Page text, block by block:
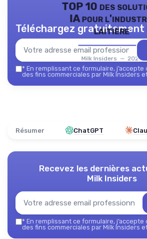
TOP 10 des
IA pour
laitière
Milk Insiders — 2026
Téléchargez gratuitement
* En remplissant ce formulaire, j’accepte
des fins commerciales par Milk Insiders
Résumer ChatGPT
Recevez les dernières
Milk Insiders
* En remplissant ce formulaire, j’accepte
des fins commerciales par Milk Insiders